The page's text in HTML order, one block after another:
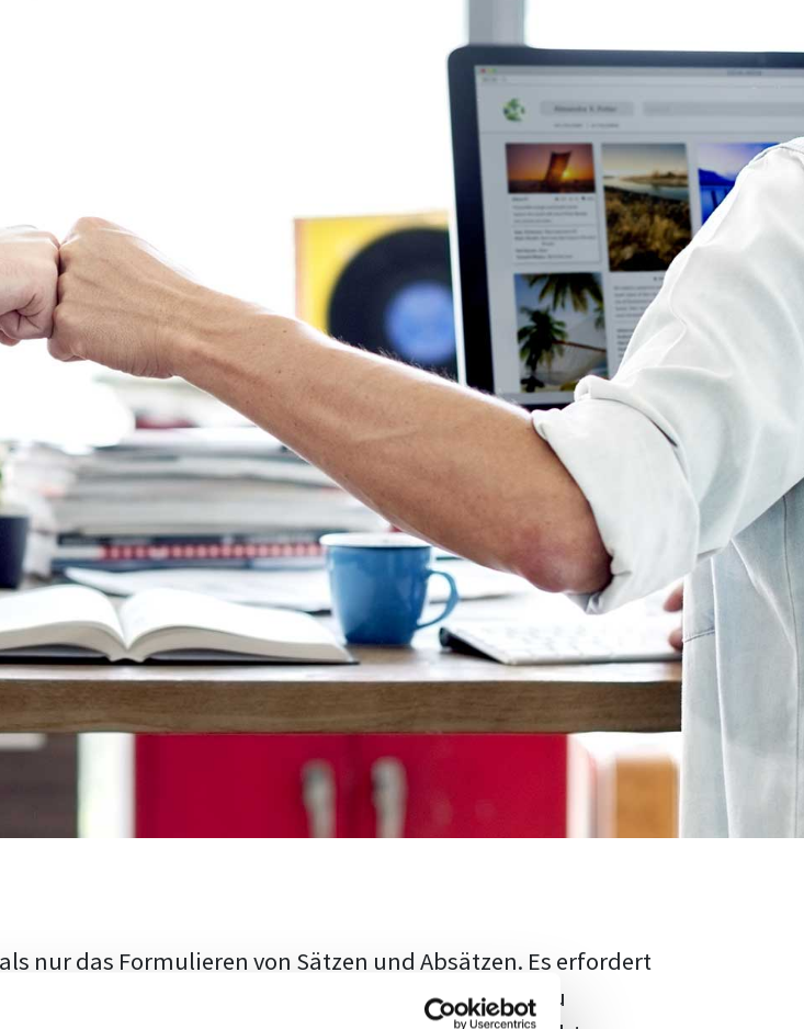
nur das Formulieren von Sätzen und Absätzen. Es erfordert
den aktuellen Forschungsstand adäquat zu